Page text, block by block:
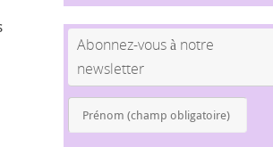
Abonnez-vous à notre
newsletter
Prénom
(champ